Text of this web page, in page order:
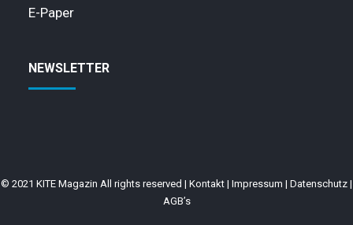
E-Paper
NEWSLETTER
© 2021 KITE Magazin All rights reserved | Kontakt | Impressum | Datenschutz |
AGB’s